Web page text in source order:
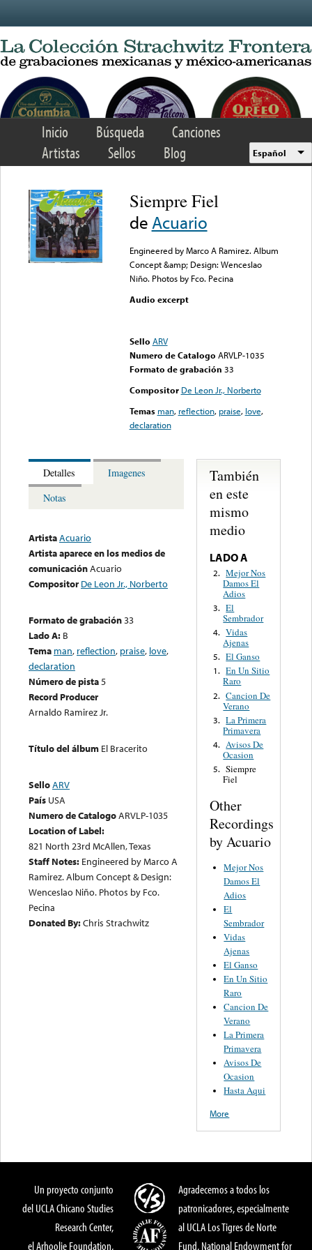
Inicio Búsqueda
Canciones
Artistas
Sellos Blog Español
Siempre Fiel
de Acuario
Engineered by Marco A Ramirez. Album
Concept &amp; Design: Wenceslao
Niño. Photos by Fco. Pecina
Audio excerpt
Sello ARV
Numero de Catalogo ARVLP-1035
Formato de grabación 33
Compositor De Leon Jr., Norberto
Temas man, reflection, praise, love,
declaration
Detalles
Imagenes
Notas
ArtistaAcuario
Artista aparece en los medios de
comunicaciónAcuario
Compositor De Leon Jr., Norberto
Formato de grabación33
Lado A: B
Tema man, reflection, praise, love,
declaration
Número de pista5
Record Producer
Arnaldo Ramirez Jr.
Título del álbum El Bracerito
SelloARV
País USA
Numero de CatalogoARVLP-1035
Location of Label:
821 North 23rd McAllen, Texas
Staff Notes: Engineered by Marco A
Ramirez. Album Concept & Design:
Wenceslao Niño. Photos by Fco.
Pecina
Donated By:Chris Strachwitz
También
en este
mismo
medio
LADO A
2. Mejor Nos
Damos El
Adios
3. El
Sembrador
4. Vidas
Ajenas
5. El Ganso
1. En Un Sitio
Raro
2. Cancion De
Verano
3. La Primera
Primavera
4. Avisos De
Ocasion
5. Siempre
Fiel
Other
Recordings
by Acuario
Mejor Nos
Damos El
Adios
El
Sembrador
Vidas
Ajenas
El Ganso
En Un Sitio
Raro
Cancion De
Verano
La Primera
Primavera
Avisos De
Ocasion
Hasta Aqui
More
Un proyecto conjunto
del UCLA Chicano Studies
Research Center,
el Arhoolie Foundation,
Agradecemos a todos los
patronicadores, especialmente
al UCLA Los Tigres de Norte
Fund, National Endowment for